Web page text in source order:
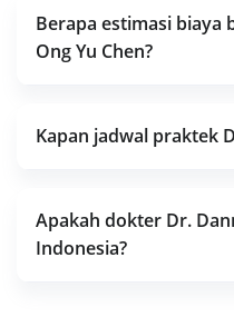
Berapa estimasi biaya
Ong Yu Chen?
Kapan jadwal praktek
Apakah dokter Dr.
Indonesia?